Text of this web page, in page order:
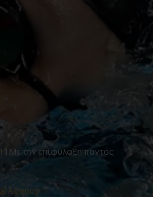
| Με την επιφύλαξη παντός
Agency.